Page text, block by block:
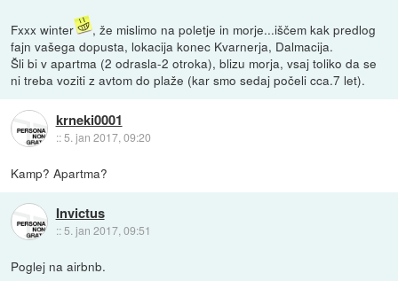
Fxxx winter
, že mislimo na poletje in morje...iščem kak predlog
fajn vašega dopusta, lokacija konec Kvarnerja, Dalmacija.
Šli bi v apartma (2 odrasla-2 otroka), blizu morja, vsaj toliko da se
ni treba voziti z avtom do plaže (kar smo sedaj počeli cca.7 let).
krneki0001
::5. jan 2017, 09:20
Kamp? Apartma?
Invictus
:: 5. jan 2017, 09:51
Poglej na airbnb.